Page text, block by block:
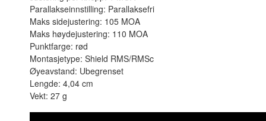
Parallakseinnstilling: Parallaksefri
Maks sidejustering: 105 MOA
Maks høydejustering: 110 MOA
Punktfarge: rød
Montasjetype: Shield RMS/RMSc
Øyeavstand: Ubegrenset
Lengde: 4,04 cm
Vekt: 27 g